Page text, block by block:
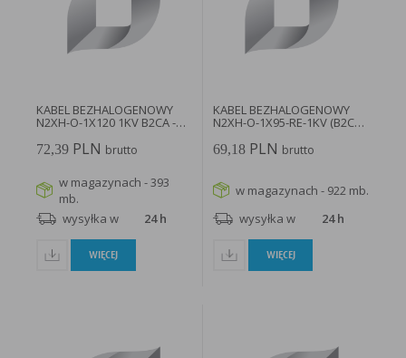
KABEL BEZHALOGENOWY
N2XH-O-1X120 1KV B2CA -
72,39PLN brutto
w magazynach - 393
mb.
wysyłka w
24 h
WIĘCEJ
KABEL BEZHALOGENOWY
N2XH-O-1X95-RE-1KV (B2CA)
69,18 PLN brutto
w magazynach - 922 mb.
wysyłka w
24 h
WIĘCEJ